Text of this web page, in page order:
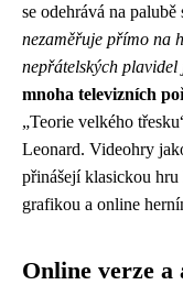
se odehrává na
nezaměřuje přímo na
nepřátelských plavidel
mnoha televizních
„Teorie velkého
Leonard. Videohry
přinášejí klasickou
grafikou a online
Online verze a